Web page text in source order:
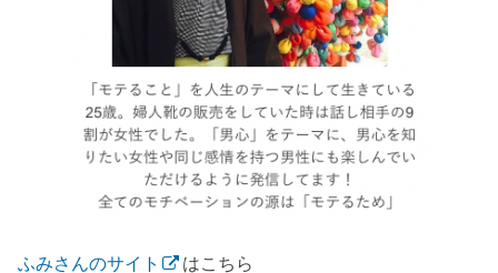
ふみさんのサイト はこちら